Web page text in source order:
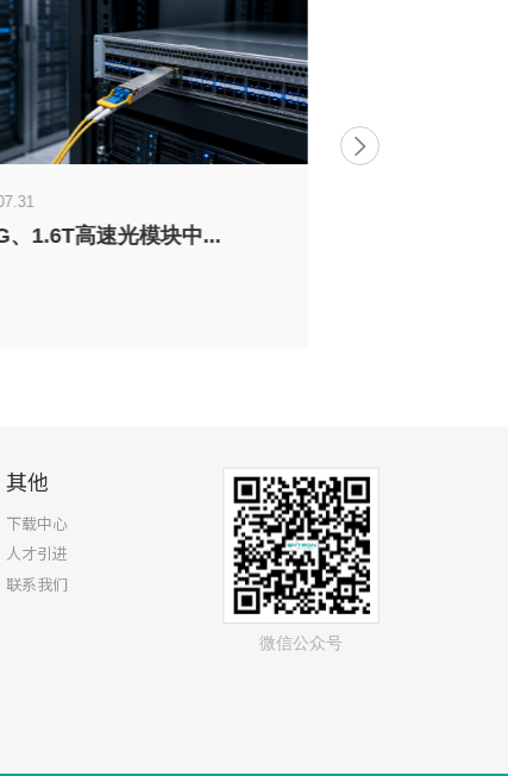
、1.6T高速光模块中...
其他
下载中心
人才引进
联系我们
微信公众号